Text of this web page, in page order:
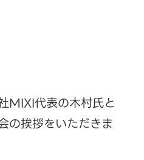
MIXI代表の木村氏と
の挨拶をいただきま